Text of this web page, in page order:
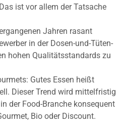
ist vor allem der Tatsache
Jahren rasant
in der Dosen-und-Tüten-
hohen Qualitätsstandards zu
Gutes Essen heißt
Dieser Trend wird mittelfristig
der Food-Branche konsequent
Bio oder Discount.